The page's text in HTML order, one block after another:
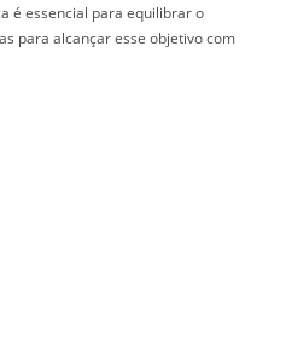
é essencial para equilibrar o
para alcançar esse objetivo com